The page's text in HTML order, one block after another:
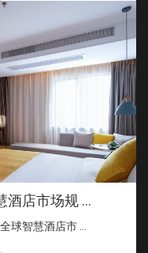
酒店市场规 …
球智慧酒店市 …